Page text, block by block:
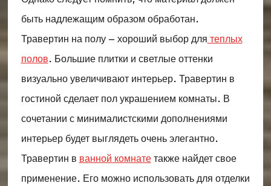
быть надлежащим образом обработан.
Травертин на полу – хороший выбор для теплых
полов. Большие плитки и светлые оттенки
визуально увеличивают интерьер. Травертин в
гостиной сделает пол украшением комнаты. В
сочетании с минималистскими дополнениями
интерьер будет выглядеть очень элегантно.
Травертин в ванной комнатетакже найдет свое
применение. Его можно использовать для отделки